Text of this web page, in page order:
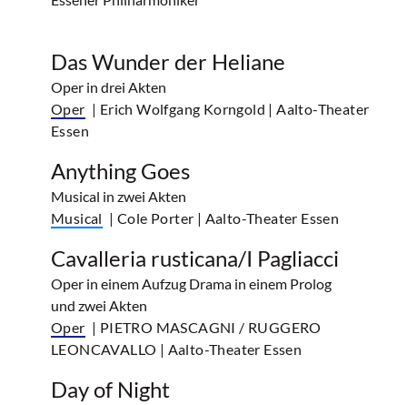
Das Wunder der Heliane
Oper in drei Akten
Oper | Erich Wolfgang Korngold | Aalto-Theater
Essen
Anything Goes
Musical in zwei Akten
Musical | Cole Porter | Aalto-Theater Essen
Cavalleria rusticana/I Pagliacci
Oper in einem Aufzug Drama in einem Prolog
und zwei Akten
Oper | PIETRO MASCAGNI / RUGGERO
LEONCAVALLO | Aalto-Theater Essen
Day of Night